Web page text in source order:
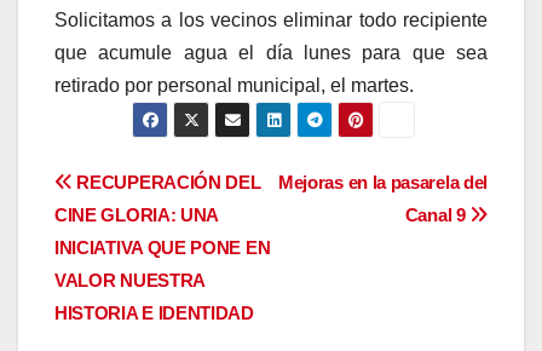
Solicitamos a los vecinos eliminar todo recipiente
que acumule agua el día lunes para que sea
retirado por personal municipal, el martes.
Navegación
de
entradas
Mejoras en la pasarela del
Canal 9
RECUPERACIÓN DEL
CINE GLORIA: UNA
INICIATIVA QUE PONE EN
VALOR NUESTRA
HISTORIA E IDENTIDAD